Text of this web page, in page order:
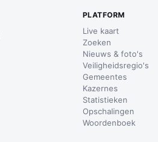
PLATFORM
Live kaart
Zoeken
Nieuws & foto's
Veiligheidsregio's
Gemeentes
Kazernes
Statistieken
Opschalingen
Woordenboek